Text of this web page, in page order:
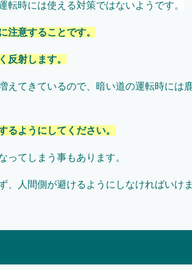
転時には使える対策ではないようです。
注意することです。
反射します。
えてきているので、暗い道の運転時には
るようにしてください。
ってしまう事もあります。
、人間側が避けるようにしなければいけま